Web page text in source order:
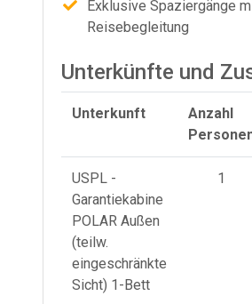
Exklusive Spaziergänge
Reisebegleitung
Unterkünfte und
Unterkunft
Anzahl
USPL -
Garantiekabine
POLAR Außen
(teilw.
eingeschränkte
Sicht) 1-Bett
1